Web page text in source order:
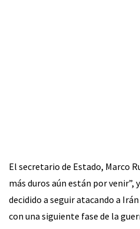
El secretario de Estado, Marco
más duros aún están por venir”,
decidido a seguir atacando a
con una siguiente fase de la